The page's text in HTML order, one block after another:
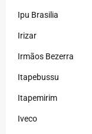
Ipu Brasilia
Irizar
Irmãos Bezerra
Itapebussu
Itapemirim
Iveco